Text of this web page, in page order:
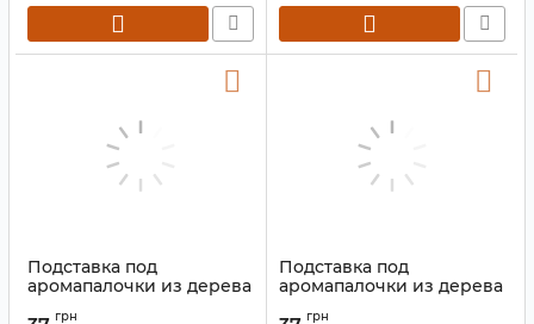
Подставка под
аромапалочки из дерева
грн
Подставка под
аромапалочки из дерева
грн